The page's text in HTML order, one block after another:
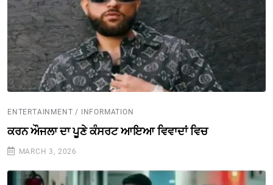
ENTERTAINMENT / INFORMATION
ਕਰਨ ਔਜਲਾ ਦਾ ਪੂਣੇ ਕੰਸਰਟ ਆਇਆ ਵਿਵਾਦਾਂ ਵਿਚ
MARCH 3, 2026